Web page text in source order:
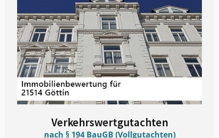
Verkehrswertgutachten
nach § 194 BauGB (Vollgutachten)